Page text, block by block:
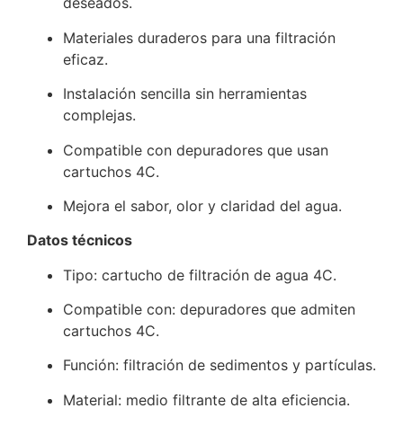
Materiales duraderos para una filtración
eficaz.
Instalación sencilla sin herramientas
complejas.
Compatible con depuradores que usan
cartuchos 4C.
Mejora el sabor, olor y claridad del agua.
Datos técnicos
Tipo: cartucho de filtración de agua 4C.
Compatible con: depuradores que admiten
cartuchos 4C.
Función: filtración de sedimentos y partículas.
Material: medio filtrante de alta eficiencia.